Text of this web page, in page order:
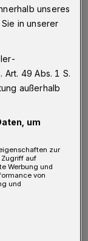
saß
Mitstreitern
sie mit
direkt
Kluse.
unseres
in unserer
49 Abs. 1 S.
außerhalb
um
zur
Zugriff auf
Werbung und
von
und